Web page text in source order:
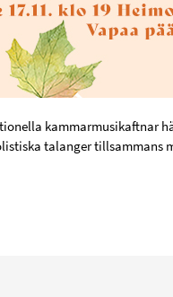
kammarmusikaftnar
talanger tillsammans